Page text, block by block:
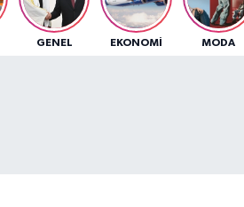
GENEL EKONOMİ MODA
Durumu ve Fikstür